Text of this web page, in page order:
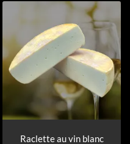
Raclette au vin blanc